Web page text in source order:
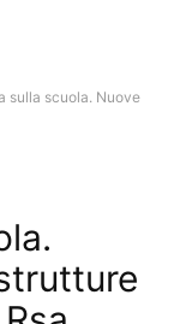
sulla scuola. Nuove